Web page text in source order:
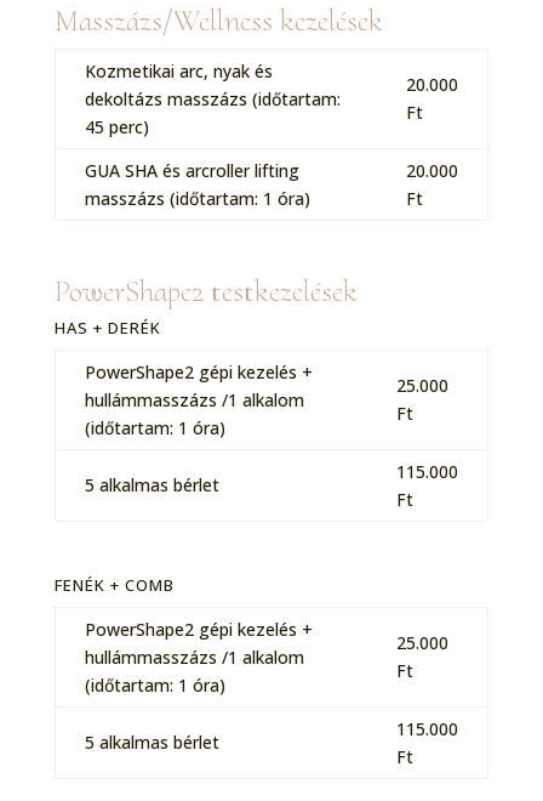
Masszázs/Wellness kezelések
Kozmetikai arc, nyak és
dekoltázs masszázs (időtartam:
45 perc)
20.000
Ft
GUA SHA és arcroller lifting
masszázs (időtartam: 1 óra)
20.000
Ft
PowerShape2 testkezelések
HAS + DERÉK
PowerShape2 gépi kezelés +
hullámmasszázs /1 alkalom
(időtartam: 1 óra)
25.000
Ft
5 alkalmas bérlet
115.000
Ft
FENÉK + COMB
PowerShape2 gépi kezelés +
hullámmasszázs /1 alkalom
(időtartam: 1 óra)
25.000
Ft
5 alkalmas bérlet
115.000
Ft